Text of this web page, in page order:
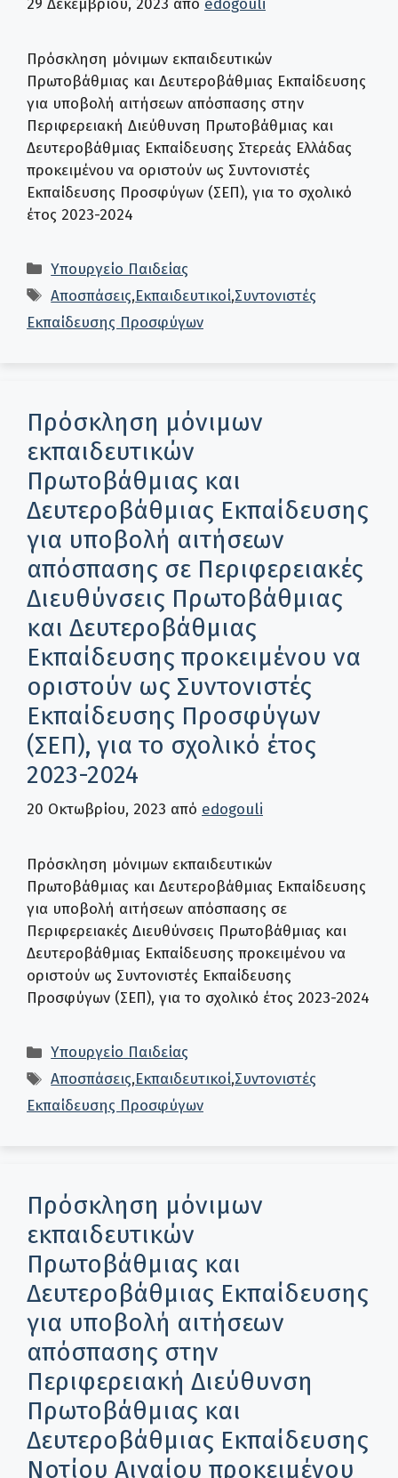
29 Δεκεμβρίου, 2023 από edogouli
Πρόσκληση μόνιμων εκπαιδευτικών
Πρωτοβάθμιας και Δευτεροβάθμιας Εκπαίδευσης
για υποβολή αιτήσεων απόσπασης στην
Περιφερειακή Διεύθυνση Πρωτοβάθμιας και
Δευτεροβάθμιας Εκπαίδευσης Στερεάς Ελλάδας
προκειμένου να οριστούν ως Συντονιστές
Εκπαίδευσης Προσφύγων (ΣΕΠ), για το σχολικό
έτος 2023-2024
Κατηγορίες
Υπουργείο Παιδείας
Ετικέτες
Αποσπάσεις,Εκπαιδευτικοί,Συντονιστές
Εκπαίδευσης Προσφύγων
Πρόσκληση μόνιμων
εκπαιδευτικών
Πρωτοβάθμιας και
Δευτεροβάθμιας Εκπαίδευσης
για υποβολή αιτήσεων
απόσπασης σε Περιφερειακές
Διευθύνσεις Πρωτοβάθμιας
και Δευτεροβάθμιας
Εκπαίδευσης προκειμένου να
οριστούν ως Συντονιστές
Εκπαίδευσης Προσφύγων
(ΣΕΠ), για το σχολικό έτος
2023-2024
20 Οκτωβρίου, 2023 από edogouli
Πρόσκληση μόνιμων εκπαιδευτικών
Πρωτοβάθμιας και Δευτεροβάθμιας Εκπαίδευσης
για υποβολή αιτήσεων απόσπασης σε
Περιφερειακές Διευθύνσεις Πρωτοβάθμιας και
Δευτεροβάθμιας Εκπαίδευσης προκειμένου να
οριστούν ως Συντονιστές Εκπαίδευσης
Προσφύγων (ΣΕΠ), για το σχολικό έτος 2023-2024
Κατηγορίες
Υπουργείο Παιδείας
Ετικέτες
Αποσπάσεις,Εκπαιδευτικοί,Συντονιστές
Εκπαίδευσης Προσφύγων
Πρόσκληση μόνιμων
εκπαιδευτικών
Πρωτοβάθμιας και
Δευτεροβάθμιας Εκπαίδευσης
για υποβολή αιτήσεων
απόσπασης στην
Περιφερειακή Διεύθυνση
Πρωτοβάθμιας και
Δευτεροβάθμιας Εκπαίδευσης
Νοτίου Αιγαίου προκειμένου